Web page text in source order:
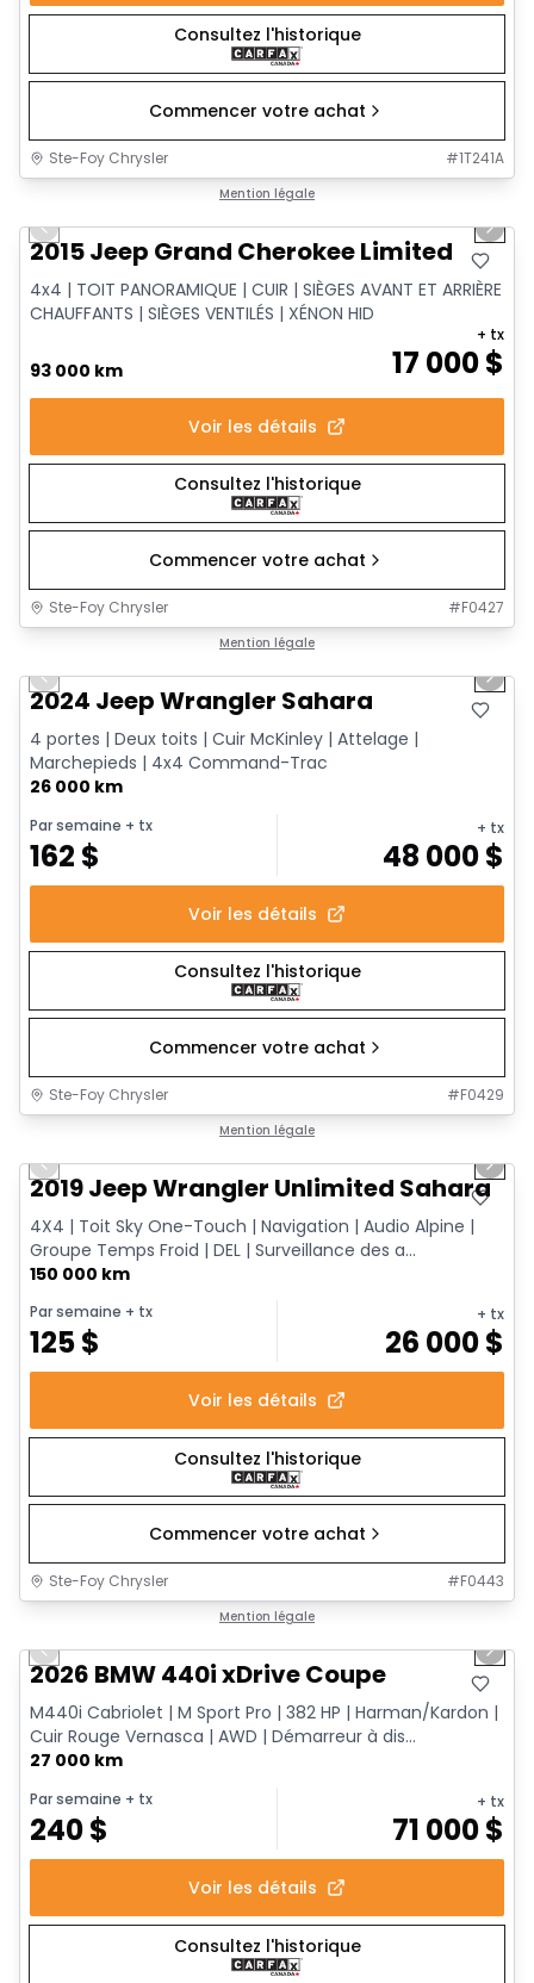
Consultez l'historique
Commencer votre achat
Ste-Foy Chrysler #1T241A
Mention légale
Previous slide Next
2015 Jeep Grand Cherokee Limited
4x4 | TOIT PANORAMIQUE | CUIR | SIÈGES AVANT ET ARRIÈRE
CHAUFFANTS | SIÈGES VENTILÉS | XÉNON HID
93 000 km 17 000$
+ tx
Voir les détails
Consultez l'historique
Commencer votre achat
Ste-Foy Chrysler #F0427
Mention légale
Previous slide Next
2024 Jeep Wrangler Sahara
4 portes | Deux toits | Cuir McKinley | Attelage |
Marchepieds | 4x4 Command-Trac
26 000 km
Par semaine + tx
162 $
+ tx
48 000$
Voir les détails
Consultez l'historique
Commencer votre achat
Ste-Foy Chrysler #F0429
Mention légale
Previous slide Next
2019 Jeep Wrangler Unlimited Sahara
4X4 | Toit Sky One-Touch | Navigation | Audio Alpine |
Groupe Temps Froid | DEL | Surveillance des a...
150 000 km
Par semaine + tx
125$
+ tx
26 000$
Voir les détails
Consultez l'historique
Commencer votre achat
Ste-Foy Chrysler #F0443
Mention légale
Previous slide Next
2026 BMW 440i xDrive Coupe
M440i Cabriolet | M Sport Pro | 382 HP | Harman/Kardon |
Cuir Rouge Vernasca | AWD | Démarreur à dis...
27 000 km
Par semaine + tx
240$
+ tx
71 000$
Voir les détails
Consultez l'historique